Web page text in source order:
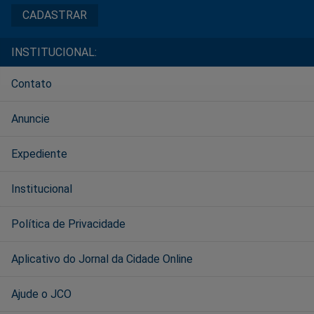
INSTITUCIONAL:
Contato
Anuncie
Expediente
Institucional
Política de Privacidade
Aplicativo do Jornal da Cidade Online
Ajude o JCO